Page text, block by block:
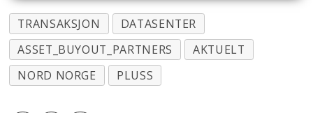
TRANSAKSJON
DATASENTER
ASSET_BUYOUT_PARTNERS
AKTUELT
NORD NORGE
PLUSS